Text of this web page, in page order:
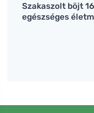
Szakaszolt böjt
egészséges